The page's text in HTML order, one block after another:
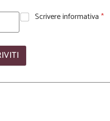
Scrivere informativa *